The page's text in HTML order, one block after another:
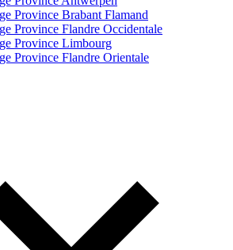
Province Brabant Flamand
Province Flandre Occidentale
Province Limbourg
Province Flandre Orientale